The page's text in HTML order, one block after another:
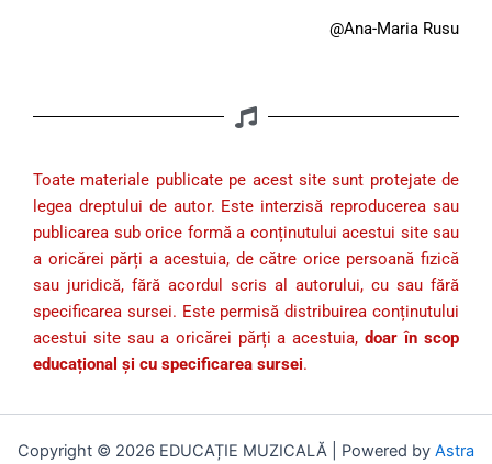
@Ana-Maria Rusu
Toate materiale publicate pe acest site sunt protejate de
legea dreptului de autor. Este interzisă reproducerea sau
publicarea sub orice formă a conținutului acestui site sau
a oricărei părți a acestuia, de către orice persoană fizică
sau juridică, fără acordul scris al autorului, cu sau fără
specificarea sursei. Este permisă distribuirea conținutului
acestui site sau a oricărei părți a acestuia,doar în scop
educațional și cu specificarea sursei.
Copyright © 2026 EDUCAȚIE MUZICALĂ | Powered by Astra